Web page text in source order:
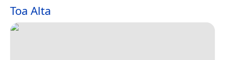
Toa Alta